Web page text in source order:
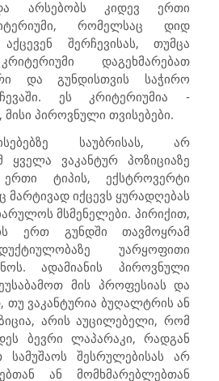
არსებობს კიდევ ერთი
რომელსაც დიდ
შერჩევისას, თუმცა
დაგეხმარებათ
და გუნდისთვის საჭირო
ეს კრიტერიუმია -
მისი პიროვნული თვისებები.
საუბრისას, არ
ყველა ვაკანტურ პოზიციაზე
ტიპის, ექსტროვერტი
მარტივად იქცევს ყურადღებას
მსმენელები. პირიქით,
ერთ გუნდში თავმოყრამ
უარყოფითი
ადამიანის პიროვნული
მის პროფესიას და
თუ ვაკანტურია ბუღალტრის ან
არის აუცილებელი, რომ
ბევრი ლაპარაკი, რადგან
შესრულებისას არ
ან მომხმარებლებთან